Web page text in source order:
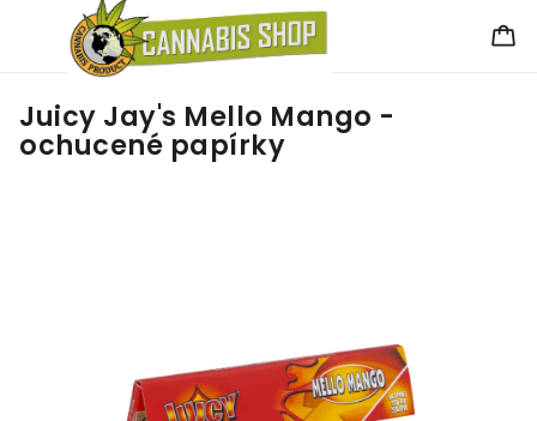
Juicy Jay's Mello Mango -
ochucené papírky